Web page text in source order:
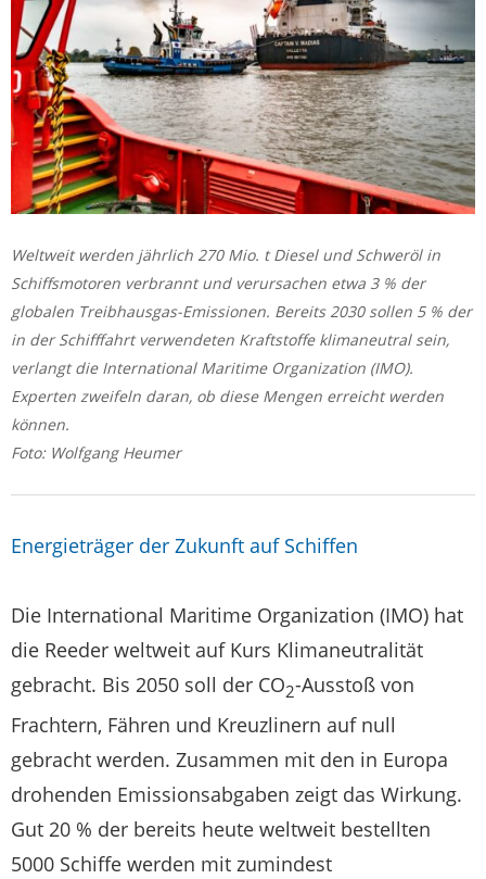
Weltweit werden jährlich 270 Mio. t Diesel und Schweröl in
Schiffsmotoren verbrannt und verursachen etwa 3 % der
globalen Treibhausgas-Emissionen. Bereits 2030 sollen 5 % der
in der Schifffahrt verwendeten Kraftstoffe klimaneutral sein,
verlangt die International Maritime Organization (IMO).
Experten zweifeln daran, ob diese Mengen erreicht werden
können.
Foto: Wolfgang Heumer
Energieträger der Zukunft auf Schiffen
Die International Maritime Organization (IMO) hat
die Reeder weltweit auf Kurs Klimaneutralität
gebracht. Bis 2050 soll der CO2-Ausstoß von
Frachtern, Fähren und Kreuzlinern auf null
gebracht werden. Zusammen mit den in Europa
drohenden Emissionsabgaben zeigt das Wirkung.
Gut 20 % der bereits heute weltweit bestellten
5000 Schiffe werden mit zumindest